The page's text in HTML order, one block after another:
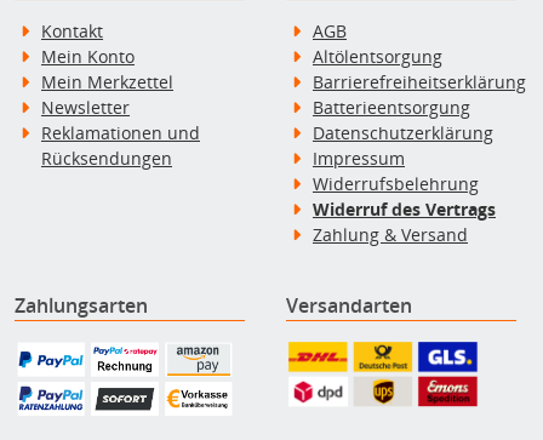
Kontakt
Mein Konto
Mein Merkzettel
Newsletter
Reklamationen und
Rücksendungen
AGB
Altölentsorgung
Barrierefreiheitserklärung
Batterieentsorgung
Datenschutzerklärung
Impressum
Widerrufsbelehrung
Widerruf des Vertrags
Zahlung & Versand
Zahlungsarten Versandarten